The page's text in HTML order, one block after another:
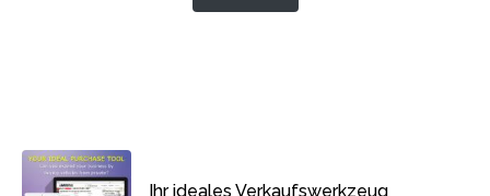
Ihr ideales Verkaufswerkzeug